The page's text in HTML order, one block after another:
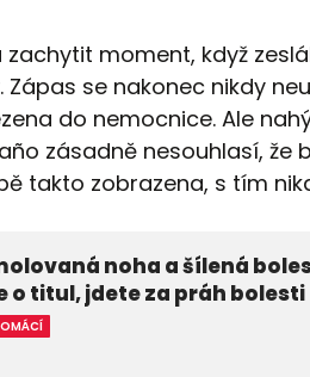
moment, když
se nakonec nikdy
do nemocnice. Ale
zásadně nesouhlasí, že
takto zobrazena, s tím
noha a šílená
o titul, jdete za práh bolesti